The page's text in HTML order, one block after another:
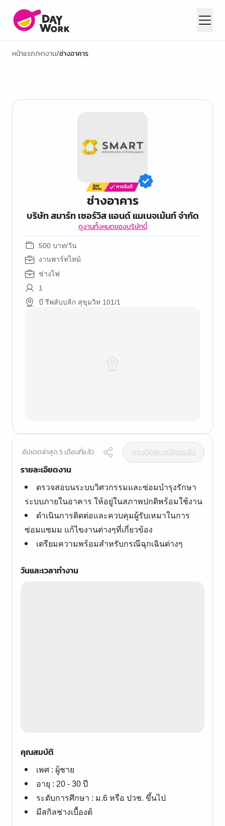
หน้าแรก/หางาน/ช่างอาคาร
ช่างอาคาร
บริษัท สมาร์ท เซอร์วิส แอนด์ แมเนจเม้นท์ จำกัด
ดูงานทั้งหมดของบริษัทนี้
500 บาท/วัน
งานพาร์ทไทม์
ช่างไฟ
1
บี รีพลับบลิก สุขุมวิท 101/1
อัปเดตล่าสุด 5 เดือนที่แล้ว
งานปิดรับสมัครแล้ว
รายละเอียดงาน
ตรวจสอบนระบบวิศวกรรมและซ่อมบำรุงรักษา
ระบบภายในอาคาร ให้อยู่ในสภาพปกติพร้อมใช้งาน
ดำเนินการติดต่อและควบคุมผู้รับเหมาในการ
ซ่อมแซมม แก้ไขงานต่างๆที่เกี่ยวข้อง
เตรียมความพร้อมสำหรับกรณีฉุกเฉินต่างๆ
วันและเวลาทำงาน
คุณสมบัติ
เพศ : ผู้ชาย
อายุ : 20 - 30 ปี
ระดับการศึกษา : ม.6 หรือ ปวช. ขึ้นไป
มีสกิลช่างเบื้องต้